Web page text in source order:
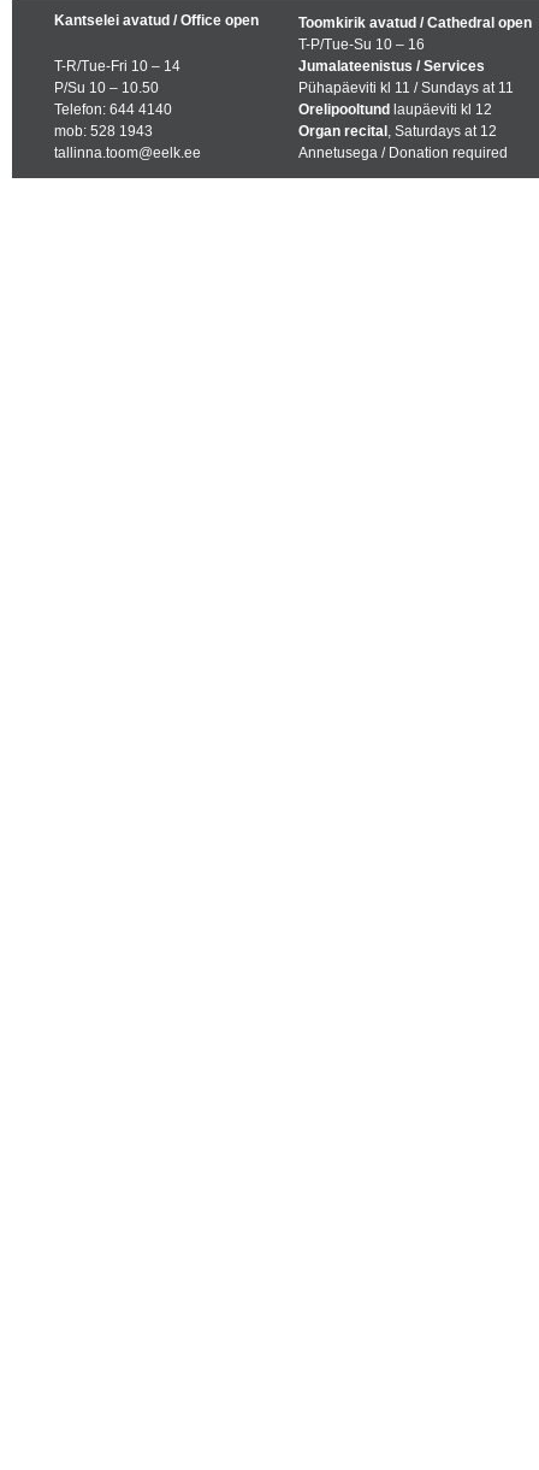
Kantselei avatud / Office open
T-R/Tue-Fri 10 – 14
P/Su 10 – 10.50
Telefon: 644 4140
mob: 528 1943
tallinna.toom@eelk.ee
Toomkirik avatud / Cathedral open
T-P/Tue-Su 10 – 16
Jumalateenistus / Services
Pühapäeviti kl 11 / Sundays at 11
Orelipooltund laupäeviti kl 12
Organ recital , Saturdays at 12
Annetusega / Donation required